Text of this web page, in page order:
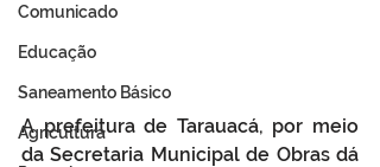
Comunicado
Educação
Saneamento Básico
Agricultura
A prefeitura de Tarauacá, por meio
da Secretaria Municipal de Obras dá